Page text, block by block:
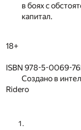
в боях с
капитал.
18+
ISBN 978-5-0069-
Создано в
Ridero